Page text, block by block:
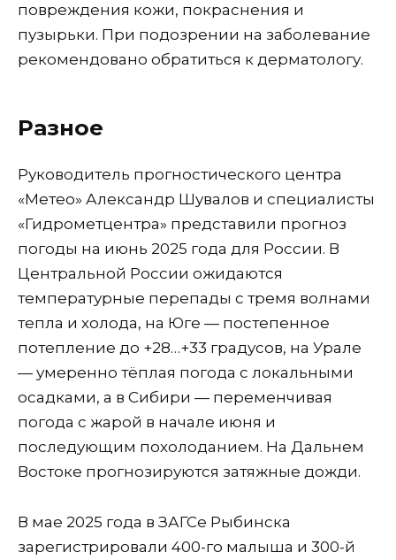
повреждения кожи, покраснения и
пузырьки. При подозрении на заболевание
рекомендовано обратиться к дерматологу.
Разное
Руководитель прогностического центра
«Метео» Александр Шувалов и специалисты
«Гидрометцентра» представили прогноз
погоды на июнь 2025 года для России. В
Центральной России ожидаются
температурные перепады с тремя волнами
тепла и холода, на Юге — постепенное
потепление до +28…+33 градусов, на Урале
— умеренно тёплая погода с локальными
осадками, а в Сибири — переменчивая
погода с жарой в начале июня и
последующим похолоданием. На Дальнем
Востоке прогнозируются затяжные дожди.
В мае 2025 года в ЗАГСе Рыбинска
зарегистрировали 400-го малыша и 300-й